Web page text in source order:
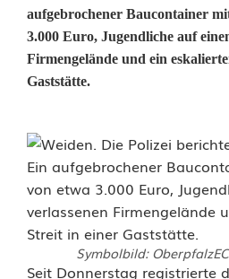
aufgebrochener Baucontainer
3.000 Euro, Jugendliche auf
Firmengelände und ein
Gaststätte.
Symbolbild:
Seit Donnerstag registrierte